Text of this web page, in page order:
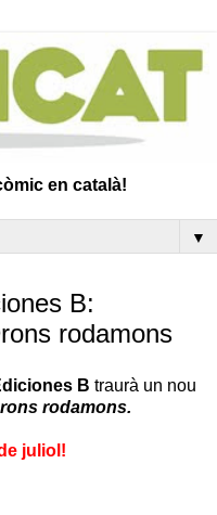
en català!
▼
B:
rodamons
B traurà un nou
rodamons.
juliol!